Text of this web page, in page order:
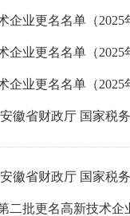
业更名名单（2025
业更名名单（2025
业更名名单（2025
徽省财政厅 国家税
徽省财政厅 国家税
二批更名高新技术企